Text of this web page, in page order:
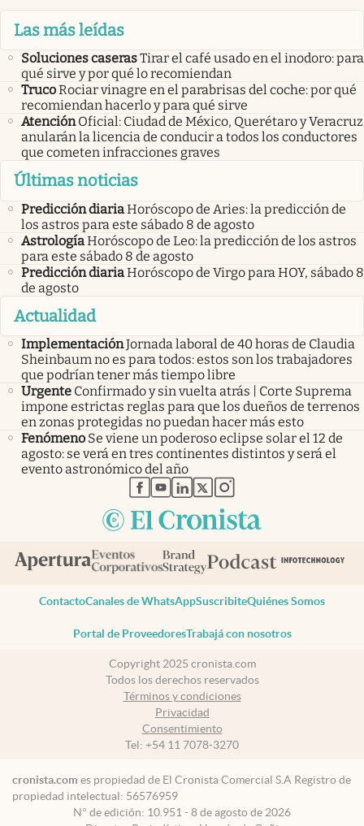
Las más leídas
Soluciones caserasTirar el café usado en el inodoro: para
qué sirve y por qué lo recomiendan
TrucoRociar vinagre en el parabrisas del coche: por qué
recomiendan hacerlo y para qué sirve
Atención Oficial: Ciudad de México, Querétaro y Veracruz
anularán la licencia de conducir a todos los conductores
que cometen infracciones graves
Últimas noticias
Predicción diariaHoróscopo de Aries: la predicción de
los astros para este sábado 8 de agosto
AstrologíaHoróscopo de Leo: la predicción de los astros
para este sábado 8 de agosto
Predicción diariaHoróscopo de Virgo para HOY, sábado 8
de agosto
Actualidad
ImplementaciónJornada laboral de 40 horas de Claudia
Sheinbaum no es para todos: estos son los trabajadores
que podrían tener más tiempo libre
Urgente Confirmado y sin vuelta atrás | Corte Suprema
impone estrictas reglas para que los dueños de terrenos
en zonas protegidas no puedan hacer más esto
Fenómeno Se viene un poderoso eclipse solar el 12 de
agosto: se verá en tres continentes distintos y será el
evento astronómico del año
abre en nueva pestaña
abre en nueva pestaña
abre en nueva pestaña
abre en nueva pestaña
abre en nueva pestaña
ContactoCanales de WhatsAppSuscribiteQuiénes Somos
Portal de ProveedoresTrabajá con nosotros
Copyright 2025 cronista.com
Todos los derechos reservados
Términos y condiciones
Privacidad
Consentimiento
Tel: +54 11 7078-3270
cronista.com es propiedad de El Cronista Comercial S.A Registro de
propiedad intelectual: 56576959
N° de edición: 10.951 - 8 de agosto de 2026